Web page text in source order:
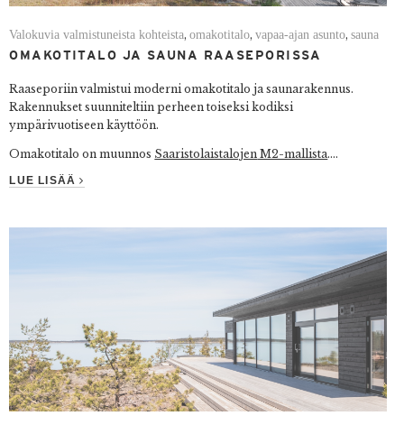
Valokuvia valmistuneista kohteista,omakotitalo,vapaa-ajan asunto,sauna
OMAKOTITALO JA SAUNA RAASEPORISSA
Raaseporiin valmistui moderni omakotitalo ja saunarakennus.
Rakennukset suunniteltiin perheen toiseksi kodiksi
ympärivuotiseen käyttöön.
Omakotitalo on muunnos Saaristolaistalojen M2-mallista....
LUE LISÄÄ